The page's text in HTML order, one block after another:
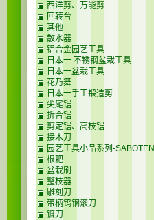
西洋剪、万能剪
回转台
其他
散水器
铝合金园艺工具
日本一 不锈钢盆栽工具
日本一盆栽工具
花乃舞
日本一手工锻造剪
尖尾锯
折合锯
剪定锯、高枝锯
接木刀
园艺工具小品系列-SABOTEN
根耙
盆栽刷
整枝器
雕刻刀
带柄钨钢滚刀
镰刀